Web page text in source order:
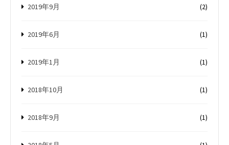
2019年9月 (2)
2019年6月 (1)
2019年1月 (1)
2018年10月 (1)
2018年9月 (1)